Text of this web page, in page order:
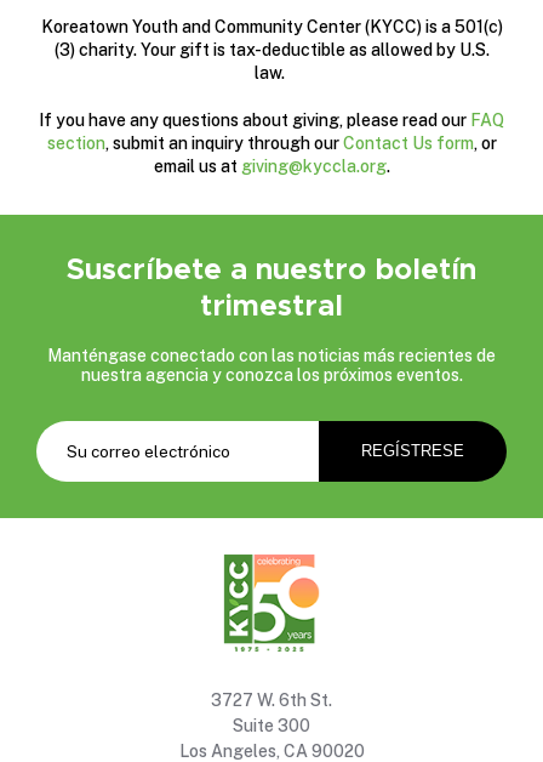
Koreatown Youth and Community Center (KYCC) is a 501(c)
(3) charity. Your gift is tax-deductible as allowed by U.S.
law.
If you have any questions about giving, please read our FAQ
section, submit an inquiry through ourContact Us form, or
email us at giving@kyccla.org.
Suscríbete a nuestro boletín
trimestral
Manténgase conectado con las noticias más recientes de
nuestra agencia y conozca los próximos eventos.
3727 W. 6th St.
Suite 300
Los Angeles, CA 90020